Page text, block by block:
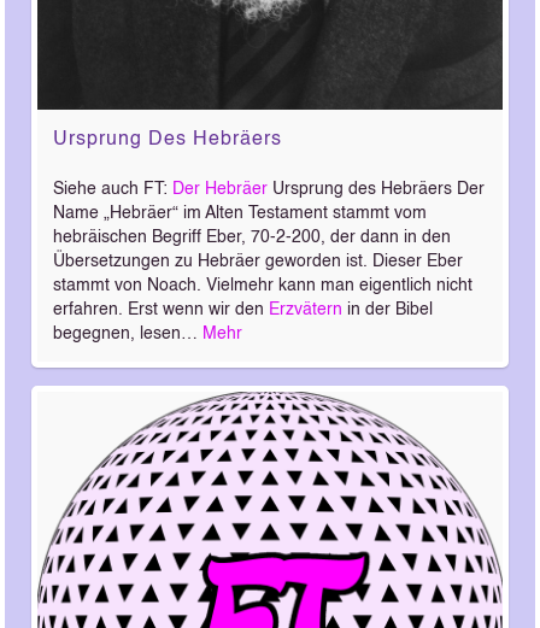
Ursprung Des Hebräers
Siehe auch FT: Der Hebräer Ursprung des Hebräers Der
Name „Hebräer“ im Alten Testament stammt vom
hebräischen Begriff Eber, 70-2-200, der dann in den
Übersetzungen zu Hebräer geworden ist. Dieser Eber
stammt von Noach. Vielmehr kann man eigentlich nicht
erfahren. Erst wenn wir den Erzvätern in der Bibel
begegnen, lesen… Mehr